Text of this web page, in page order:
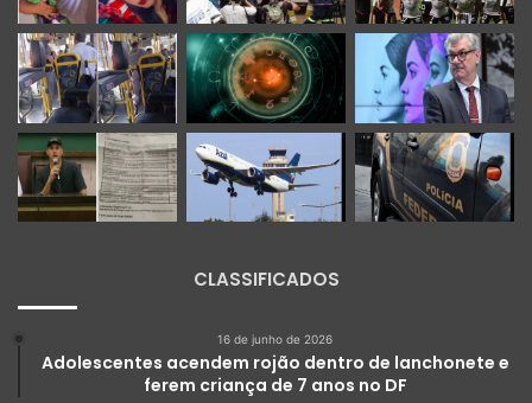
CLASSIFICADOS
16 de junho de 2026
Adolescentes acendem rojão dentro de lanchonete e
ferem criança de 7 anos no DF